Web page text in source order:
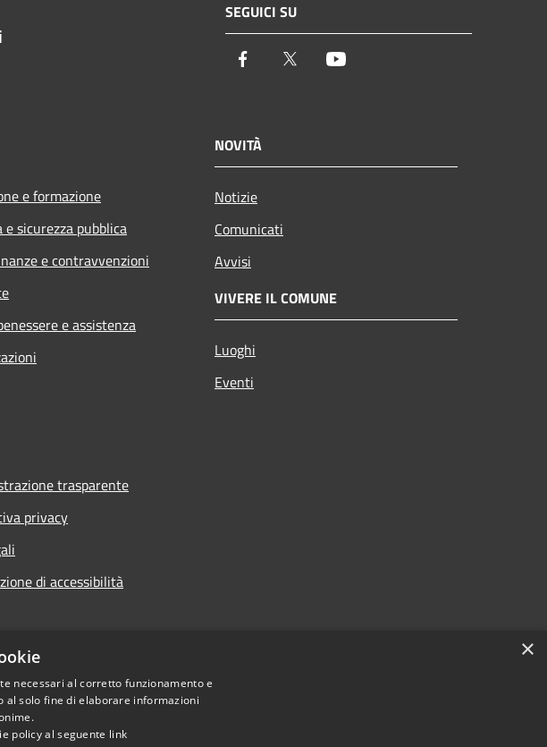
SEGUICI SU
Facebook Twitter
e formazione
e sicurezza pubblica
e contravvenzioni
e assistenza
NOVITÀ
Notizie
Comunicati
Avvisi
VIVERE IL COMUNE
Luoghi
Eventi
trasparente
privacy
di accessibilità
×
necessari al corretto funzionamento e
al solo fine di elaborare informazioni
policy al seguente link